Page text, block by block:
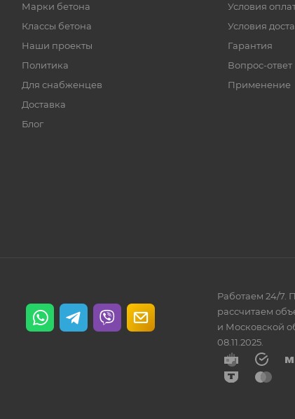
Марки бетона
Классы бетона
Наши проекты
Политика
Для снабженцев
Доставка
Блог
Условия
Условия
Гарантия
Вопрос-ответ
Применение
Работаем 24/7.
рассчитаем
и Московской
08.11.2025.